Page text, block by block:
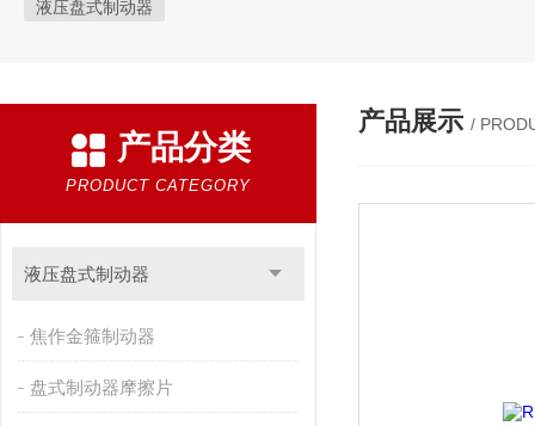
液压盘式制动器
产品分类
PRODUCT CATEGORY
液压盘式制动器
焦作金箍制动器
盘式制动器摩擦片
产品展示 /